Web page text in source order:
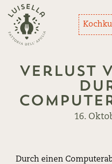
Zurück zur Startseite
Verlust
16.
Durch einen